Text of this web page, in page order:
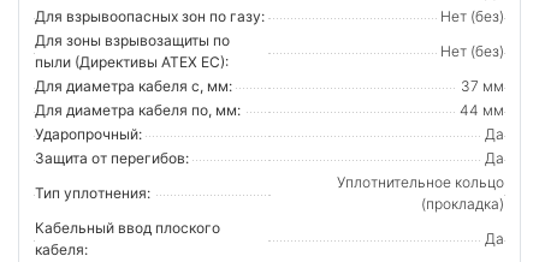
Для взрывоопасных зон по газу:
Нет (без)
Для зоны взрывозащиты по
пыли (Директивы ATEX ЕС):
Нет (без)
Для диаметра кабеля с, мм:
37 мм
Для диаметра кабеля по, мм:
44 мм
Ударопрочный:
Да
Защита от перегибов:
Да
Тип уплотнения:
Уплотнительное кольцо
(прокладка)
Кабельный ввод плоского
кабеля:
Да